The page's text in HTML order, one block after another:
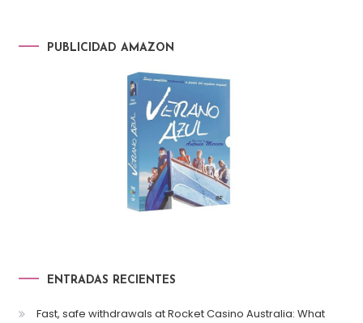
PUBLICIDAD AMAZON
ENTRADAS RECIENTES
Fast, safe withdrawals at Rocket Casino Australia: What